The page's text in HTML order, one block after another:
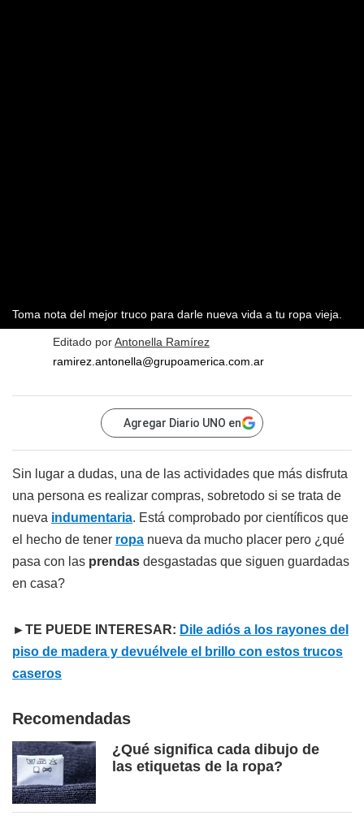
Toma nota del mejor truco para darle nueva vida a tu ropa vieja.
Editado porAntonella Ramírez
ramirez.antonella@grupoamerica.com.ar
Agregar Diario UNO en
Sin lugar a dudas, una de las actividades que más disfruta
una persona es realizar compras, sobretodo si se trata de
nueva indumentaria. Está comprobado por científicos que
el hecho de tener ropa nueva da mucho placer pero ¿qué
pasa con las prendas desgastadas que siguen guardadas
en casa?
►TE PUEDE INTERESAR: Dile adiós a los rayones del
piso de madera y devuélvele el brillo con estos trucos
caseros
Recomendadas
¿Qué significa cada dibujo de
las etiquetas de la ropa?